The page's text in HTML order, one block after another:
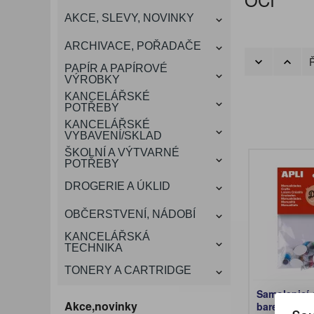
VÁNOCE
DÁRKOVÉ POTŘEBY
SMART DOPLŇKY
ROZDRUŽOVAČE
VIZITKY A JMENOVKY
OBÁLKY
TISKOPISY
KONFERENČNÍ SPISOVKY
NŮŽKY A NOŽE
TAŠKY, KUFRY, AKTOVKY
A OBALY
KANCELÁŘSKÝ
NÁBYTEK
OCHRANNÉ PRACOVNÍ
POMŮCKY
TABULE, NÁSTĚNKY
KRESLENÍ A MALOVÁNÍ
DEZINFEKCE-OCHRANA
PROSTŘEDKY NA PRANÍ
KONVICE A DŽBÁNY
SLADKÉ POTRAVINY
LAMINACE
ŠTÍTKOVAČE
AKCE, SLEVY, NOVINKY
ARCHIVACE, POŘADAČE
PAPÍR A PAPÍROVÉ
VÝROBKY
KANCELÁŘSKÉ
POTŘEBY
KANCELÁŘSKÉ
VYBAVENÍ/SKLAD
ŠKOLNÍ A VÝTVARNÉ
POTŘEBY
DROGERIE A ÚKLID
OBČERSTVENÍ, NÁDOBÍ
KANCELÁŘSKÁ
TECHNIKA
TONERY A CARTRIDGE
Akce,novinky
Samolepicí
barevná / 40